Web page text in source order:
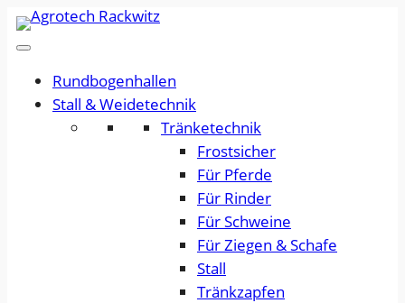
Rundbogenhallen
Stall & Weidetechnik
Tränketechnik
Frostsicher
Für Pferde
Für Rinder
Für Schweine
Für Ziegen & Schafe
Stall
Tränkzapfen